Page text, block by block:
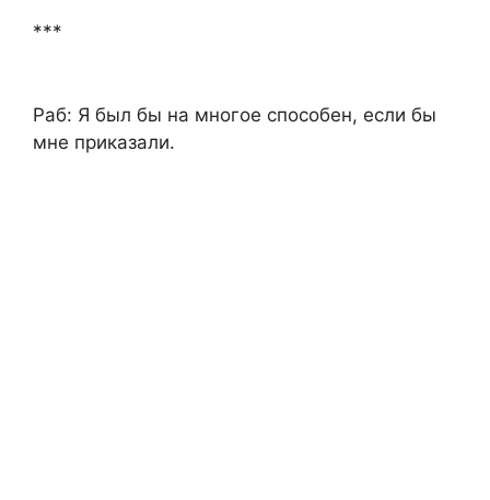
***
Раб: Я был бы на многое способен, если бы
мне приказали.